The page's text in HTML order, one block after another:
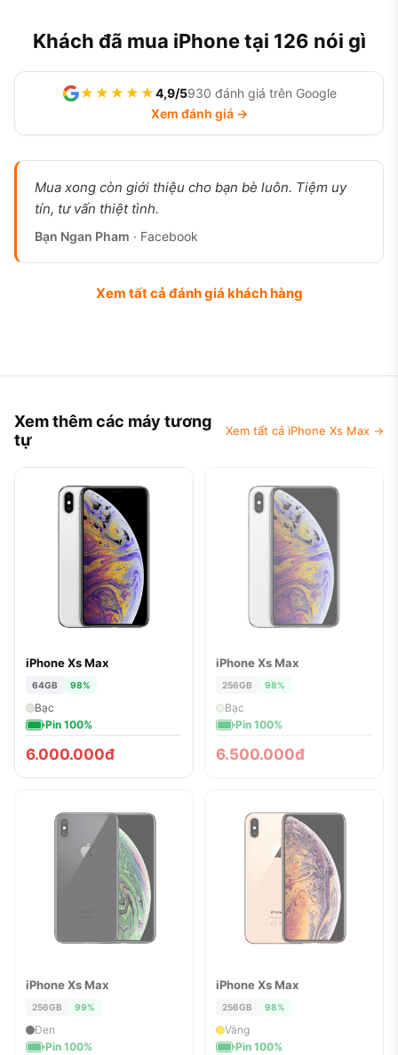
Khách đã mua iPhone tại 126 nói gì
★★★★★4,9/5930 đánh giá trên Google
Xem đánh giá →
Mua xong còn giới thiệu cho bạn bè luôn. Tiệm uy
tín, tư vấn thiệt tình.
Bạn Ngan Pham · Facebook
Xem tất cả đánh giá khách hàng
Xem thêm các máy tương
tự
Xem tất cả iPhone Xs Max →
iPhone Xs Max
64GB 98%
Bạc
Pin 100%
6.000.000đ
ĐÃ BÁN
iPhone Xs Max
256GB 98%
Bạc
Pin 100%
6.500.000đ
ĐÃ BÁN
iPhone Xs Max
256GB 99%
Đen
Pin 100%
ĐÃ BÁN
iPhone Xs Max
256GB 98%
Vàng
Pin 100%